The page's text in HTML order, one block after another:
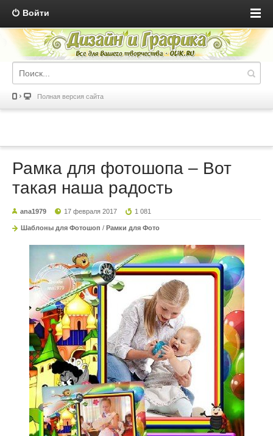
Войти
Полная версия сайта
Рамка для фотошопа – Вот
такая наша радость
ana1979 17 февраля 2017 1 081
Шаблоны для Фотошоп / Рамки для Фото